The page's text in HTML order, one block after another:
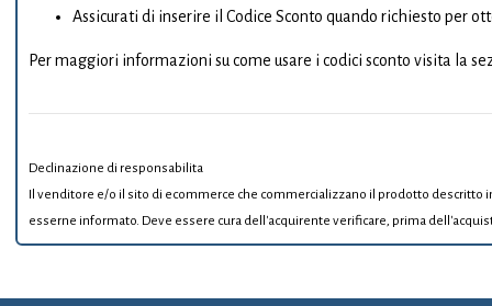
Assicurati di inserire il Codice Sconto quando richiesto per
Per maggiori informazioni su come usare i codici sconto visita la
Declinazione di responsabilita
Il venditore e/o il sito di ecommerce che commercializzano il prodotto
esserne informato. Deve essere cura dell'acquirente verificare, prima